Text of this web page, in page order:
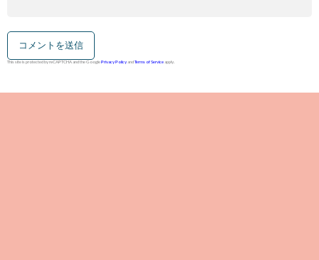
This site is protected by reCAPTCHA and the GooglePrivacy Policy andTerms of Service apply.